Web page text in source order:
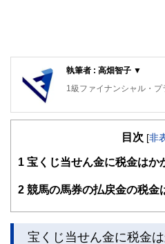
執筆者 : 高畑智子 ▼
1級ファイナンシャル・
目次 [非
1 宝くじ当せん金に税金はか
2 競馬の馬券の払戻金の税金
宝くじ当せん金に税金は